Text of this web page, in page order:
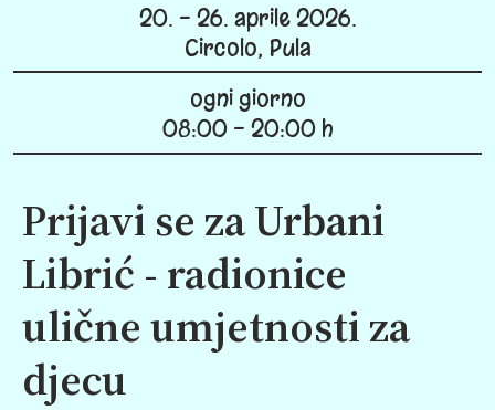
20. - 26. aprile 2026.
Circolo, Pula
ogni giorno
08:00 - 20:00 h
Prijavi se za Urbani
Librić - radionice
ulične umjetnosti za
djecu